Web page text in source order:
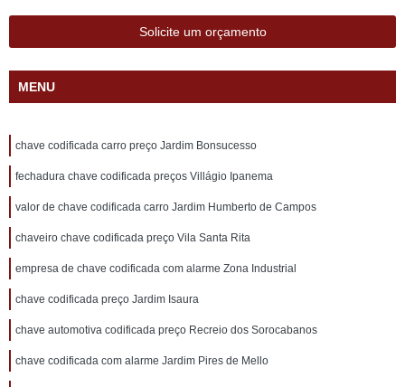
Solicite um orçamento
MENU
chave codificada carro preço Jardim Bonsucesso
fechadura chave codificada preços Villágio Ipanema
valor de chave codificada carro Jardim Humberto de Campos
chaveiro chave codificada preço Vila Santa Rita
empresa de chave codificada com alarme Zona Industrial
chave codificada preço Jardim Isaura
chave automotiva codificada preço Recreio dos Sorocabanos
chave codificada com alarme Jardim Pires de Mello